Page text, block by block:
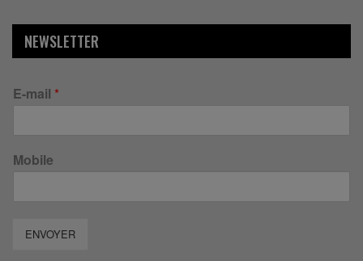
NEWSLETTER
E-mail *
Mobile
ENVOYER